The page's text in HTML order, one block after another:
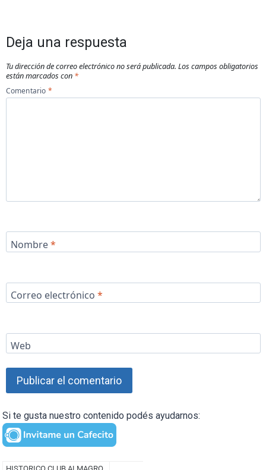
Deja una respuesta
Tu dirección de correo electrónico no será publicada. Los campos obligatorios
están marcados con *
Comentario *
Nombre*
Correo electrónico *
Web
Si te gusta nuestro contenido podés ayudarnos: